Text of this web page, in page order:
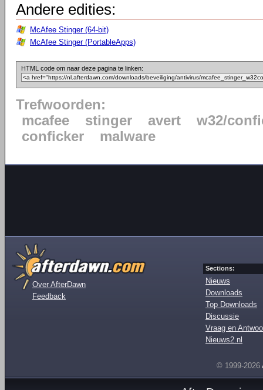
Andere edities:
McAfee Stinger (64-bit)
McAfee Stinger (PortableApps)
HTML code om naar deze pagina te linken:
Trefwoorden:
mcafee
stinger avert
w32/
conficker
malware
Over AfterDawn
Feedback
Sections:
Nieuws
Downloads
Top Downloads
Discussie
Vraag en
Nieuws2.nl
© 1999-2026